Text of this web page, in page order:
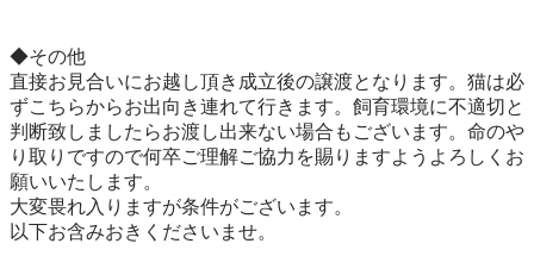
◆その他
直接お見合いにお越し頂き成立後の譲渡となります。猫は必
ずこちらからお出向き連れて行きます。飼育環境に不適切と
判断致しましたらお渡し出来ない場合もございます。命のや
り取りですので何卒ご理解ご協力を賜りますようよろしくお
願いいたします。
大変畏れ入りますが条件がございます。
以下お含みおきくださいませ。